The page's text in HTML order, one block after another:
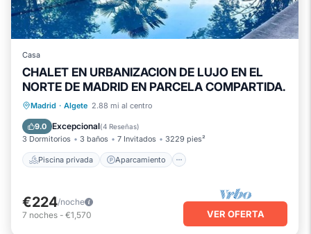
Casa
CHALET EN URBANIZACION DE LUJO EN EL
NORTE DE MADRID EN PARCELA COMPARTIDA.
Madrid · Algete 2.88 mi al centro
9.0 Excepcional(4 Reseñas)
3 Dormitorios 3 baños 7 Invitados 3229 pies²
Piscina privada Aparcamiento
Piscina privada
Piscina
Esquí
€224/noche
7 noches - €1,570 VER OFERTA